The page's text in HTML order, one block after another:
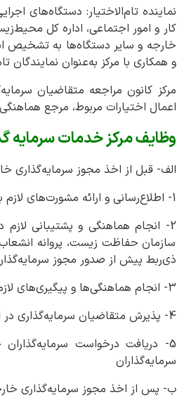
نماینده تام‌الاختیار: دستگاه‌های
کار و امور اجتماعی، اداره کل
خارجه و سایر دستگاه‌ها به تشخیص
و همکاری با مرکز به‌عنوان نمایندگان
مرکز کانون مراجعه متقاضیان
اعمال اختیارات مربوط، مرجع
وظایف مرکز خدمات سرمایه
الف- قبل از اخذ مجوز سرمایه‌گذاری
1- اطلاع‌رسانی و ارائه مشورت‌های لازم به سرمایه‌گذاران در ارتباط با امور مربوط به پذیرش و حمایت از سرمایه‌گذاری خارجی
2- انجام هماهنگی و پشتیبانی
سازمان حفاظت زیست، پروانه
ذی‌ربط پیش از صدور مجوز
3- انجام هماهنگی‌ها و پیگیری‌های لازم با واحدهای اجرایی دستگاه‌های مرتبط با درخواست‌های سرمایه‌گذاری خارجی
4- پذیرش متقاضیان سرمایه‌گذاری در استان و پیگیری امور مربوط به سرمایه‌گذاری‌ها از طریق دستگاه‌های اجرایی ذی‌ربط
5- دریافت درخواست
سرمایه‌گذاران
ب- پس از اخذ مجوز سرمایه‌گذاری